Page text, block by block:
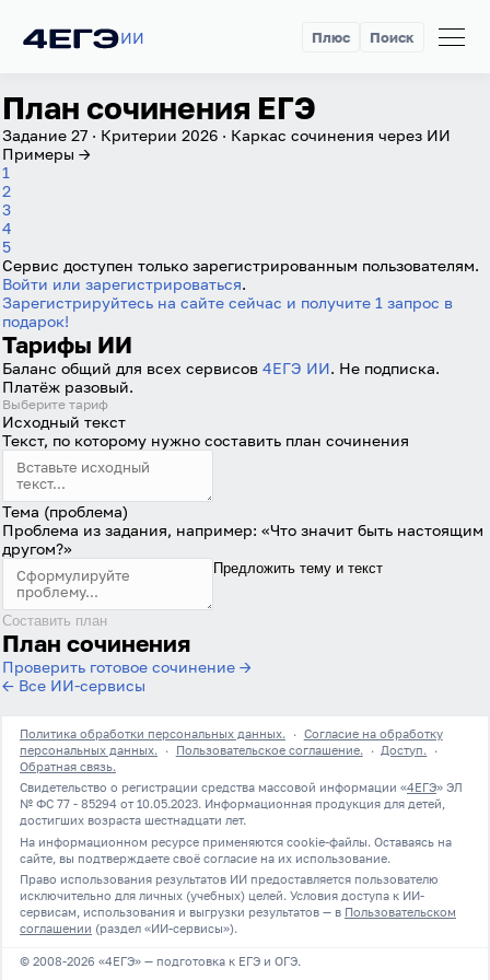
Пароль
Антиспам:
Забыли пароль?
Даю согласие на
обработку своих персональных
данныхна условиях и для целей, определённых в
политике в отношении обработки персональных
данных, а также принимаюПользовательское
соглашение
Войти через Яндекс
ИИ Плюс Поиск
План сочинения ЕГЭ
Задание 27 · Критерии 2026 · Каркас сочинения через ИИ
Примеры →
1
2
3
4
5
Сервис доступен только зарегистрированным пользователям.
Войти или зарегистрироваться.
Зарегистрируйтесь на сайте сейчас и получите 1 запрос в
подарок!
Тарифы ИИ
Баланс общий для всех сервисов 4ЕГЭ ИИ. Не подписка.
Платёж разовый.
Выберите тариф
Исходный текст
Текст, по которому нужно составить план сочинения
Тема (проблема)
Проблема из задания, например: «Что значит быть настоящим
другом?»
Предложить тему и текст
Составить план
План сочинения
Проверить готовое сочинение →
← Все ИИ-сервисы
Политика обработки персональных данных. · Согласие на обработку
персональных данных.
· Пользовательское соглашение. · Доступ.
·
Обратная связь.
Свидетельство о регистрации средства массовой информации «4ЕГЭ» ЭЛ
№ ФС 77 - 85294 от 10.05.2023. Информационная продукция для детей,
достигших возраста шестнадцати лет.
На информационном ресурсе применяются cookie-файлы. Оставаясь на
сайте, вы подтверждаете своё согласие на их использование.
Право использования результатов ИИ предоставляется пользователю
исключительно для личных (учебных) целей. Условия доступа к ИИ-
сервисам, использования и выгрузки результатов — в Пользовательском
соглашении (раздел «ИИ-сервисы»).
© 2008-2026 «4ЕГЭ» — подготовка к ЕГЭ и ОГЭ.